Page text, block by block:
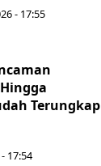
- 17:55
Terungkap
17:54